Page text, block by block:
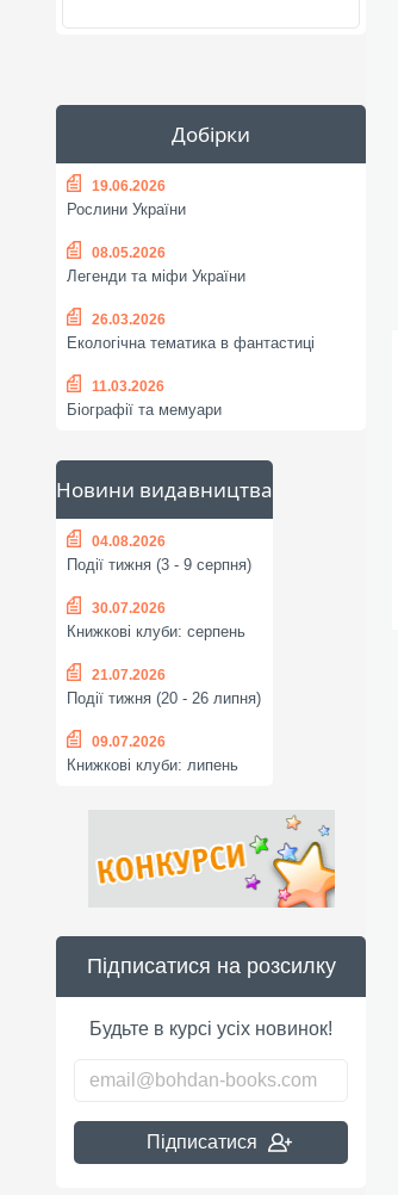
Добірки
19.06.2026
Рослини України
08.05.2026
Легенди та міфи України
26.03.2026
Екологічна тематика в фантастиці
11.03.2026
Біографії та мемуари
Новини видавництва
04.08.2026
Події тижня (3 - 9 серпня)
30.07.2026
Книжкові клуби: серпень
21.07.2026
Події тижня (20 - 26 липня)
09.07.2026
Книжкові клуби: липень
Підписатися на розсилку
Будьте в курсі усіх новинок!
Підписатися